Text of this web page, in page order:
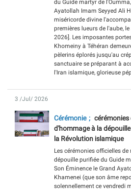
du Guide martyr de
Ayatollah Imam Seyyed Ali
miséricorde divine
premières lueurs de l'aube,
2026]. Les imposantes
Khomeiny à Téhéran
pèlerins éplorés jusqu'au
sanctuaire se préparant à
l'Iran islamique, glorieuse
3 /Jul/ 2026
Cérémonie
cérémonies
d'hommage à la
la Révolution islamique
Les cérémonies officielles
dépouille purifiée du Guide
Son Éminence le Grand
Khamenei (que son âme
solennellement ce vendredi